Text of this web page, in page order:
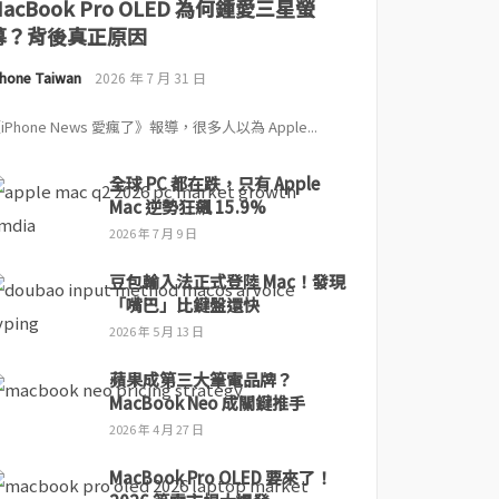
Pro OLED 為何鍾愛三星螢
？背後真正原因
Taiwan 2026 年 7 月 31 日
News 愛瘋了》報導，很多人以為 Apple...
全球 PC 都在跌，只有 Apple
Mac 逆勢狂飆 15.9%
2026 年 7 月 9 日
豆包輸入法正式登陸 Mac！發現
「嘴巴」比鍵盤還快
2026 年 5 月 13 日
蘋果成第三大筆電品牌？
MacBook Neo 成關鍵推手
2026 年 4 月 27 日
MacBook Pro OLED 要來了！